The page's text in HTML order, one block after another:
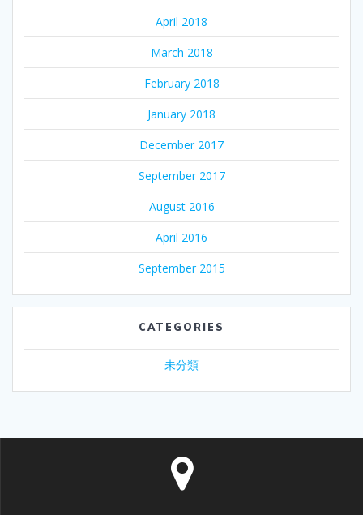
April 2018
March 2018
February 2018
January 2018
December 2017
September 2017
August 2016
April 2016
September 2015
CATEGORIES
未分類